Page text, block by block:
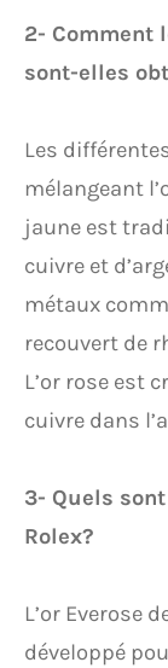
2- Comment
sont-elles
Les
mélangeant
jaune est
cuivre et
métaux
recouvert de
L’or rose est
cuivre dans
3- Quels
Rolex?
L’or Everose
développé